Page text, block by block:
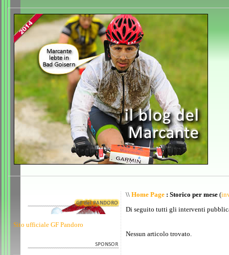
Sito ufficiale GF Pandoro
\\ Home Page : Storico per mese (
Di seguito tutti gli interventi
Nessun articolo trovato.